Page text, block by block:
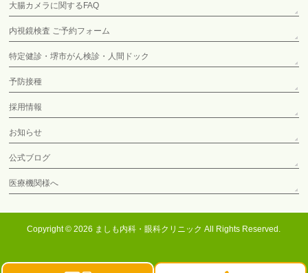
大腸カメラに関するFAQ
内視鏡検査 ご予約フォーム
特定健診・堺市がん検診・人間ドック
予防接種
採用情報
お知らせ
公式ブログ
医療機関様へ
Copyright © 2026 ましも内科・眼科クリニック All Rights Reserved.